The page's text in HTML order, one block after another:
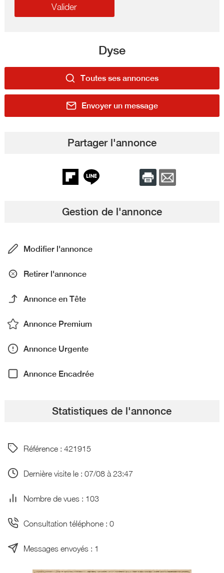
Dyse
Toutes ses annonces
Envoyer un message
Partager l'annonce
Gestion de l'annonce
Modifier l'annonce
Retirer l'annonce
Annonce en Tête
Annonce Premium
Annonce Urgente
Annonce Encadrée
Statistiques de l'annonce
Référence : 421915
Dernière visite le : 07/08 à 23:47
Nombre de vues : 103
Consultation téléphone : 0
Messages envoyés : 1